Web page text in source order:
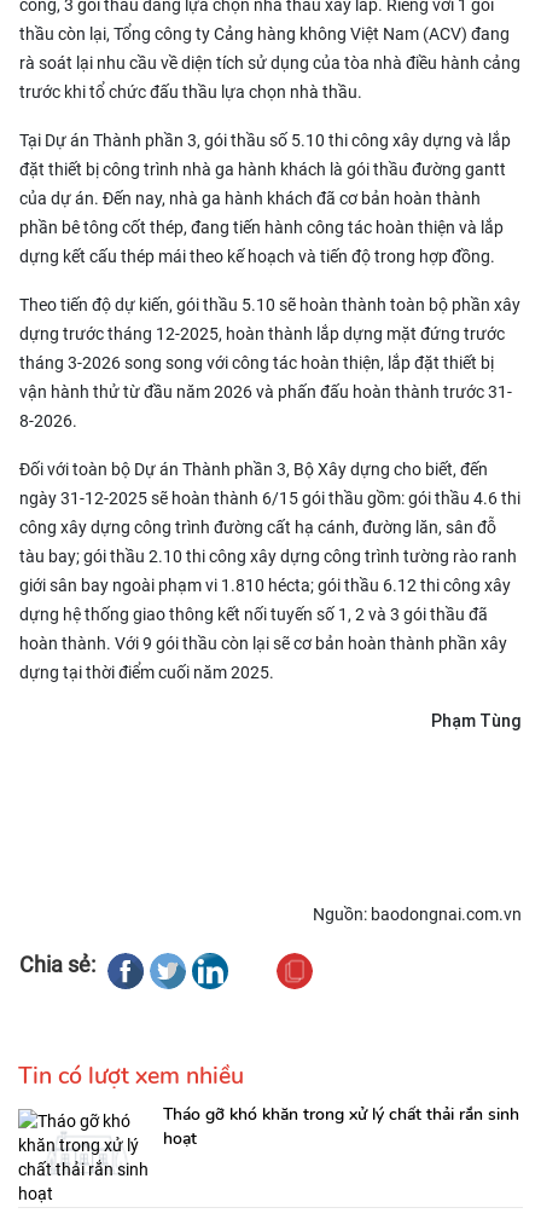
công, 3 gói thầu đang lựa chọn nhà thầu xây lắp. Riêng với 1 gói
thầu còn lại, Tổng công ty Cảng hàng không Việt Nam (ACV) đang
rà soát lại nhu cầu về diện tích sử dụng của tòa nhà điều hành cảng
trước khi tổ chức đấu thầu lựa chọn nhà thầu.
Tại Dự án Thành phần 3, gói thầu số 5.10 thi công xây dựng và lắp
đặt thiết bị công trình nhà ga hành khách là gói thầu đường gantt
của dự án. Đến nay, nhà ga hành khách đã cơ bản hoàn thành
phần bê tông cốt thép, đang tiến hành công tác hoàn thiện và lắp
dựng kết cấu thép mái theo kế hoạch và tiến độ trong hợp đồng.
Theo tiến độ dự kiến, gói thầu 5.10 sẽ hoàn thành toàn bộ phần xây
dựng trước tháng 12-2025, hoàn thành lắp dựng mặt đứng trước
tháng 3-2026 song song với công tác hoàn thiện, lắp đặt thiết bị
vận hành thử từ đầu năm 2026 và phấn đấu hoàn thành trước 31-
8-2026.
Đối với toàn bộ Dự án Thành phần 3, Bộ Xây dựng cho biết, đến
ngày 31-12-2025 sẽ hoàn thành 6/15 gói thầu gồm: gói thầu 4.6 thi
công xây dựng công trình đường cất hạ cánh, đường lăn, sân đỗ
tàu bay; gói thầu 2.10 thi công xây dựng công trình tường rào ranh
giới sân bay ngoài phạm vi 1.810 hécta; gói thầu 6.12 thi công xây
dựng hệ thống giao thông kết nối tuyến số 1, 2 và 3 gói thầu đã
hoàn thành. Với 9 gói thầu còn lại sẽ cơ bản hoàn thành phần xây
dựng tại thời điểm cuối năm 2025.
Phạm Tùng
Nguồn: baodongnai.com.vn
Chia sẻ:
Tin có lượt xem nhiều
Tháo gỡ khó khăn trong xử lý chất thải rắn sinh
hoạt